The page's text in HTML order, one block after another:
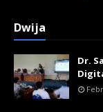
Dwija
Dr.